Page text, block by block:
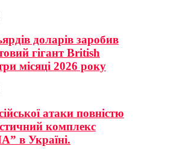
доларів заробив
гігант British
місяці 2026 року
атаки повністю
комплекс
в Україні.